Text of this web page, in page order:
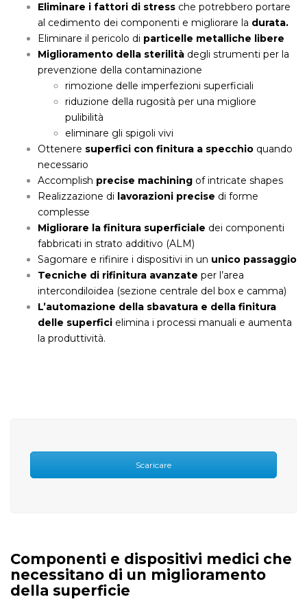
Eliminare i fattori di stress che potrebbero portare
al cedimento dei componenti e migliorare la durata.
Eliminare il pericolo di particelle metalliche libere
Miglioramento della sterilità degli strumenti per la
prevenzione della contaminazione
rimozione delle imperfezioni superficiali
riduzione della rugosità per una migliore
pulibilità
eliminare gli spigoli vivi
Ottenere superfici con finitura a specchio quando
necessario
Accomplish precise machining of intricate shapes
Realizzazione di lavorazioni precise di forme
complesse
Migliorare la finitura superficiale dei componenti
fabbricati in strato additivo (ALM)
Sagomare e rifinire i dispositivi in un unico passaggio
Tecniche di rifinitura avanzate per l’area
intercondiloidea (sezione centrale del box e camma)
L’automazione della sbavatura e della finitura
delle superfici elimina i processi manuali e aumenta
la produttività.
Scaricare
Componenti e dispositivi medici che
necessitano di un miglioramento
della superficie